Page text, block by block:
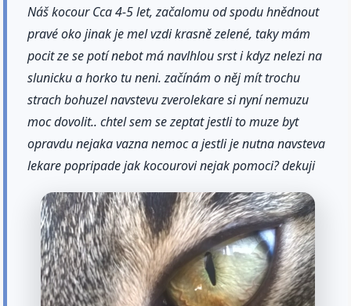
Náš kocour Cca 4-5 let, začalomu od spodu hnědnout
pravé oko jinak je mel vzdi krasně zelené, taky mám
pocit ze se potí nebot má navlhlou srst i kdyz nelezi na
slunicku a horko tu neni. začínám o něj mít trochu
strach bohuzel navstevu zverolekare si nyní nemuzu
moc dovolit.. chtel sem se zeptat jestli to muze byt
opravdu nejaka vazna nemoc a jestli je nutna navsteva
lekare popripade jak kocourovi nejak pomoci? dekuji